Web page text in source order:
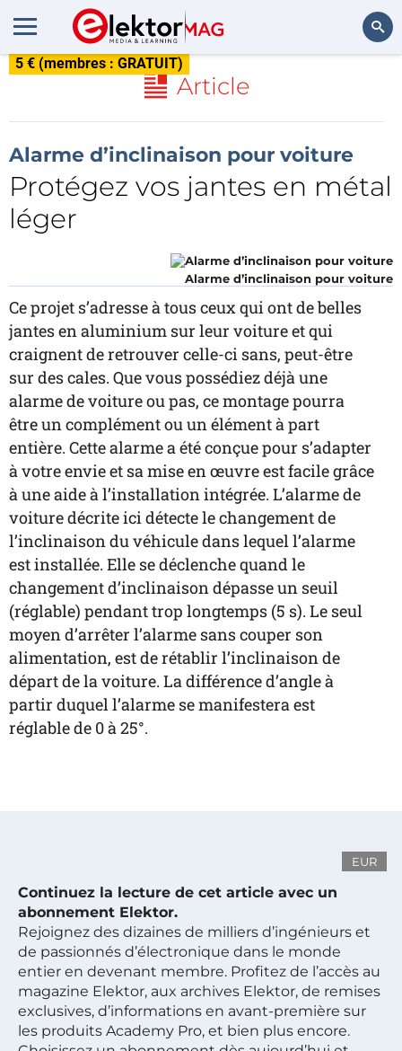
5 € (membres : GRATUIT)
Article
Alarme d’inclinaison pour voiture
Protégez vos jantes en métal
léger
Alarme d’inclinaison pour voiture
Ce projet s’adresse à tous ceux qui ont de belles
jantes en aluminium sur leur voiture et qui
craignent de retrouver celle-ci sans, peut-être
sur des cales. Que vous possédiez déjà une
alarme de voiture ou pas, ce montage pourra
être un complément ou un élément à part
entière. Cette alarme a été conçue pour s’adapter
à votre envie et sa mise en œuvre est facile grâce
à une aide à l’installation intégrée. L’alarme de
voiture décrite ici détecte le changement de
l’inclinaison du véhicule dans lequel l’alarme
est installée. Elle se déclenche quand le
changement d’inclinaison dépasse un seuil
(réglable) pendant trop longtemps (5 s). Le seul
moyen d’arrêter l’alarme sans couper son
alimentation, est de rétablir l’inclinaison de
départ de la voiture. La différence d’angle à
partir duquel l’alarme se manifestera est
réglable de 0 à 25°.
EUR
Continuez la lecture de cet article avec un
abonnement Elektor.
Rejoignez des dizaines de milliers d’ingénieurs et
de passionnés d’électronique dans le monde
entier en devenant membre. Profitez de l’accès au
magazine Elektor, aux archives Elektor, de remises
exclusives, d’informations en avant-première sur
les produits Academy Pro, et bien plus encore.